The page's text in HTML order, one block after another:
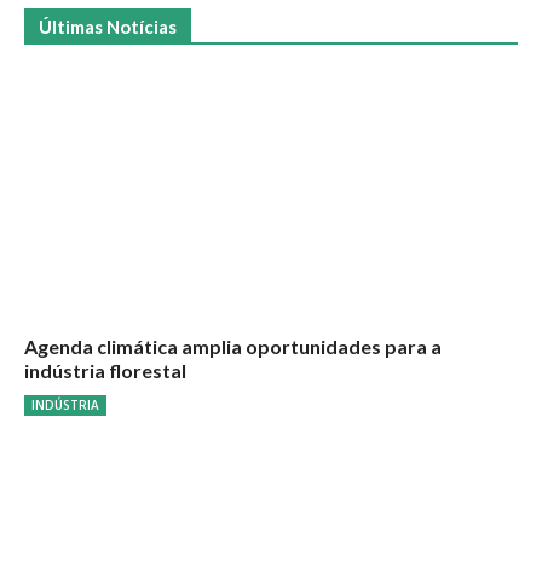
Últimas Notícias
Agenda climática amplia oportunidades para a
indústria florestal
INDÚSTRIA